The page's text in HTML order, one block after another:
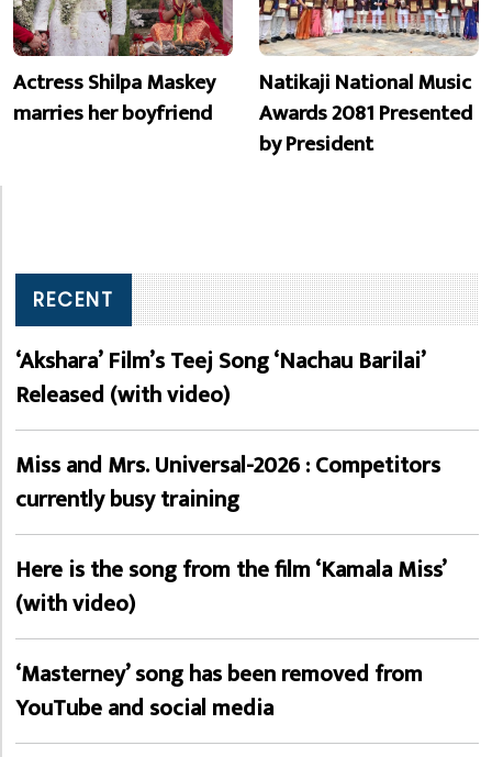
Actress Shilpa Maskey
marries her boyfriend
Natikaji National Music
Awards 2081 Presented
by President
RECENT
‘Akshara’ Film’s Teej Song ‘Nachau Barilai’
Released (with video)
Miss and Mrs. Universal-2026 : Competitors
currently busy training
Here is the song from the film ‘Kamala Miss’
(with video)
‘Masterney’ song has been removed from
YouTube and social media